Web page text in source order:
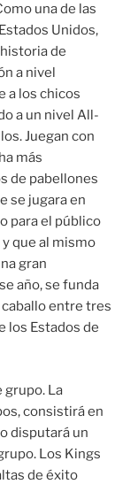
una de las
Unidos,
de
a nivel
a los chicos
a un nivel All-
Juegan con
más
de pabellones
se jugara en
para el público
que al mismo
gran
año, se funda
entre tres
los Estados de
grupo. La
consistirá en
disputará un
Los Kings
de éxito